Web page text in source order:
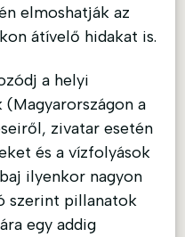
elmoshatják az
átívelő hidakat is.
a helyi
a
zivatar esetén
és a vízfolyások
ilyenkor nagyon
szerint pillanatok
egy addig